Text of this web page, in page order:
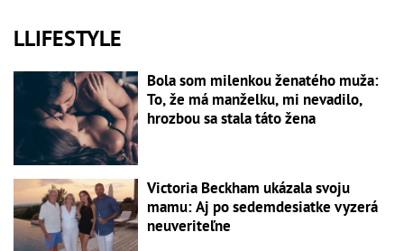
LLIFESTYLE
Bola som milenkou ženatého muža:
To, že má manželku, mi nevadilo,
hrozbou sa stala táto žena
Victoria Beckham ukázala svoju
mamu: Aj po sedemdesiatke vyzerá
neuveriteľne